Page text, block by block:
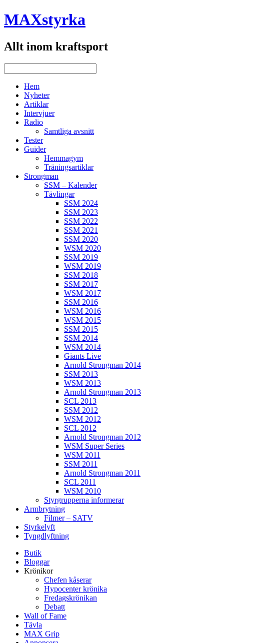
MAXstyrka
Allt inom kraftsport
Hem
Nyheter
Artiklar
Intervjuer
Radio
Samtliga avsnitt
Tester
Guider
Hemmagym
Träningsartiklar
Strongman
SSM – Kalender
Tävlingar
SSM 2024
SSM 2023
SSM 2022
SSM 2021
SSM 2020
WSM 2020
SSM 2019
WSM 2019
SSM 2018
SSM 2017
WSM 2017
SSM 2016
WSM 2016
WSM 2015
SSM 2015
SSM 2014
WSM 2014
Giants Live
Arnold Strongman 2014
SSM 2013
WSM 2013
Arnold Strongman 2013
SCL 2013
SSM 2012
WSM 2012
SCL 2012
Arnold Strongman 2012
WSM Super Series
WSM 2011
SSM 2011
Arnold Strongman 2011
SCL 2011
WSM 2010
Styrgrupperna informerar
Armbrytning
Filmer – SATV
Styrkelyft
Tyngdlyftning
Butik
Bloggar
Krönikor
Chefen kåserar
Hypocenter krönika
Fredagskrönikan
Debatt
Wall of Fame
Tävla
MAX Grip